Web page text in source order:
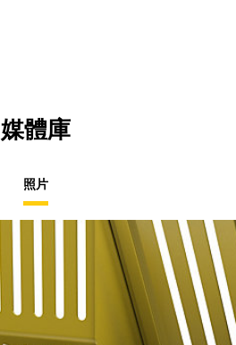
媒體庫
照片